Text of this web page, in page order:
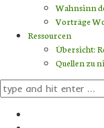
Wahnsinn
Vorträge
Ressourcen
Übersicht:
Quellen zu
Search
for: